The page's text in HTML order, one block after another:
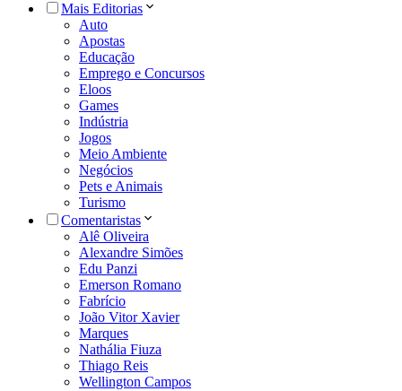
Mais Editorias
Auto
Apostas
Educação
Emprego e Concursos
Eloos
Games
Indústria
Jogos
Meio Ambiente
Negócios
Pets e Animais
Turismo
Comentaristas
Alê Oliveira
Alexandre Simões
Edu Panzi
Emerson Romano
Fabrício
João Vitor Xavier
Marques
Nathália Fiuza
Thiago Reis
Wellington Campos